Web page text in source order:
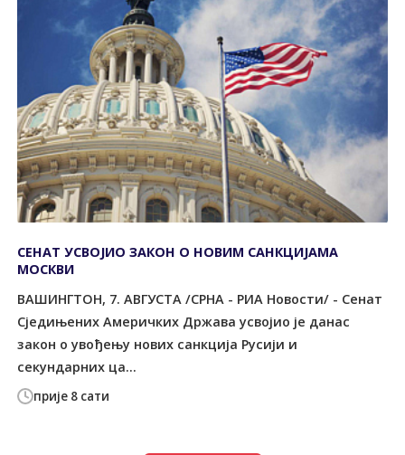
прије 8 сати
СЕНАТ УСВОЈИО ЗАКОН О НОВИМ САНКЦИЈАМА
МОСКВИ
ВАШИНГТОН, 7. АВГУСТА /СРНА - РИА Новости/ - Сенат
Сједињених Америчких Држава усвојио је данас
закон о увођењу нових санкција Русији и
секундарних ца...